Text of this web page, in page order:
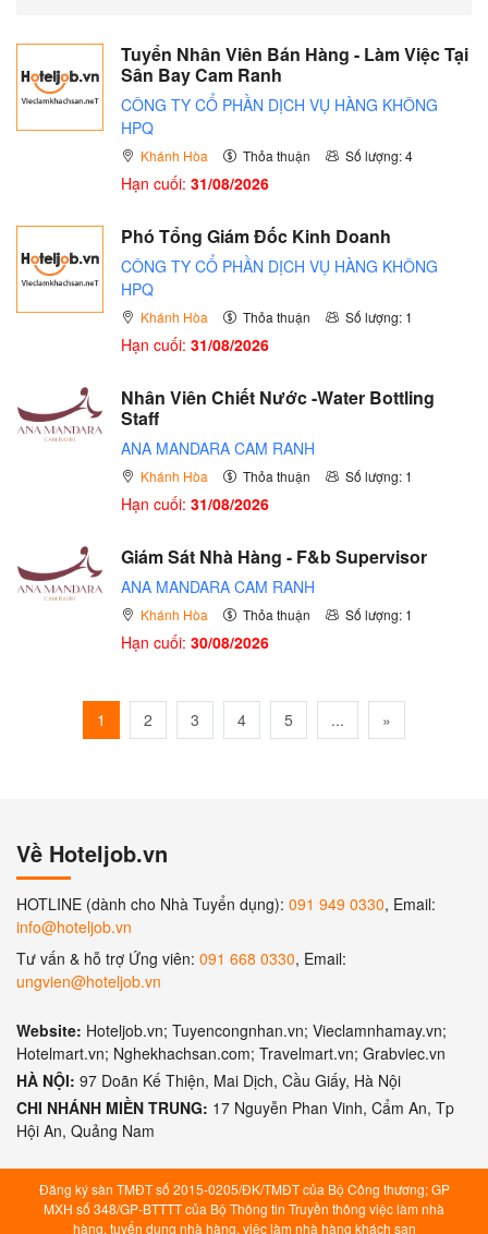
Tuyển Nhân Viên Bán Hàng - Làm Việc Tại
Sân Bay Cam Ranh
CÔNG TY CỔ PHẦN DỊCH VỤ HÀNG KHÔNG
HPQ
Khánh Hòa Thỏa thuận Số lượng: 4
Hạn cuối: 31/08/2026
Phó Tổng Giám Đốc Kinh Doanh
CÔNG TY CỔ PHẦN DỊCH VỤ HÀNG KHÔNG
HPQ
Khánh Hòa Thỏa thuận Số lượng: 1
Hạn cuối: 31/08/2026
Nhân Viên Chiết Nước -Water Bottling
Staff
ANA MANDARA CAM RANH
Khánh Hòa Thỏa thuận Số lượng: 1
Hạn cuối: 31/08/2026
Giám Sát Nhà Hàng - F&b Supervisor
ANA MANDARA CAM RANH
Khánh Hòa Thỏa thuận Số lượng: 1
Hạn cuối: 30/08/2026
1 2 3 4 5 ... »
Về Hoteljob.vn
HOTLINE (dành cho Nhà Tuyển dụng): 091 949 0330, Email:
info@hoteljob.vn
Tư vấn & hỗ trợ Ứng viên: 091 668 0330, Email:
ungvien@hoteljob.vn
Website: Hoteljob.vn; Tuyencongnhan.vn; Vieclamnhamay.vn;
Hotelmart.vn; Nghekhachsan.com; Travelmart.vn; Grabviec.vn
HÀ NỘI: 97 Doãn Kế Thiện, Mai Dịch, Cầu Giấy, Hà Nội
CHI NHÁNH MIỀN TRUNG: 17 Nguyễn Phan Vinh, Cẩm An, Tp
Hội An, Quảng Nam
Đăng ký sàn TMĐT số 2015-0205/ĐK/TMĐT của Bộ Công thương; GP
MXH số 348/GP-BTTTT của Bộ Thông tin Truyền thông việc làm nhà
hàng, tuyển dụng nhà hàng, việc làm nhà hàng khách sạn